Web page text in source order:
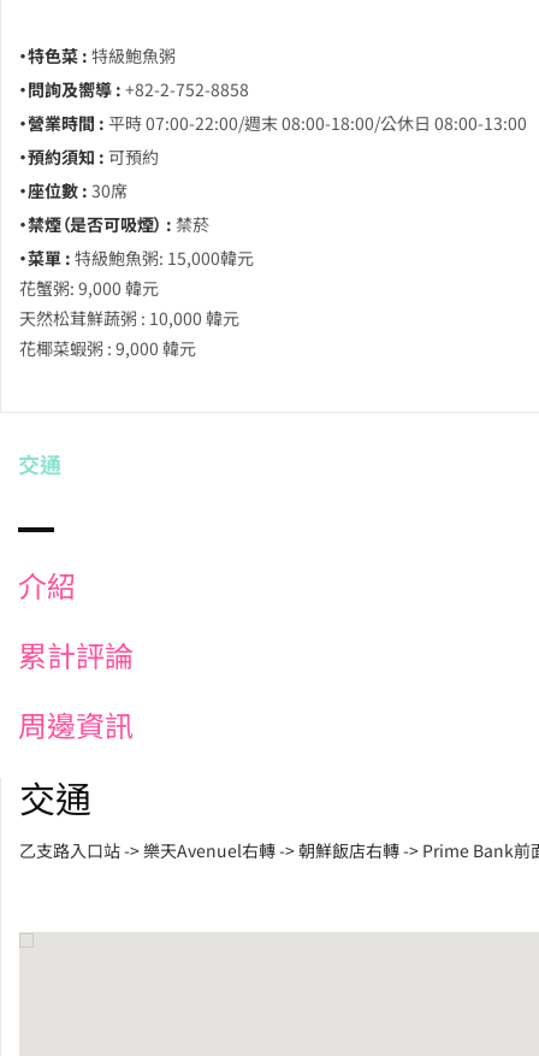
・特色菜 : 特級鮑魚粥
・問詢及嚮導 : +82-2-752-8858
・營業時間 : 平時 07:00-22:00/週末 08:00-18:00/公休日 08:00-13:00
・預約須知 : 可預約
・座位數 : 30席
・禁煙（是否可吸煙） : 禁菸
・菜單 : 特級鮑魚粥: 15,000韓元
花蟹粥: 9,000 韓元
天然松茸鮮蔬粥 : 10,000 韓元
花椰菜蝦粥 : 9,000 韓元
交通
介紹
累計評論
周邊資訊
交通
乙支路入口站 -> 樂天Avenuel右轉 -> 朝鮮飯店右轉 -> Prime Bank前